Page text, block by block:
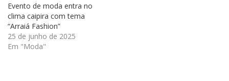
Evento de moda entra no
clima caipira com tema
“Arraiá Fashion”
25 de junho de 2025
Em "Moda"